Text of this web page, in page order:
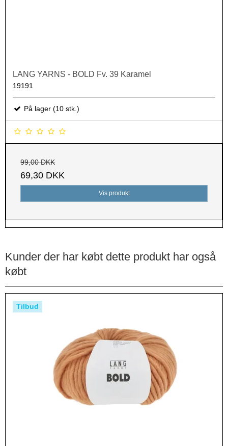
LANG YARNS - BOLD Fv. 39 Karamel
19191
På lager (10 stk.)
99,00 DKK
69,30 DKK
Vis produkt
Kunder der har købt dette produkt har også
købt
Tilbud